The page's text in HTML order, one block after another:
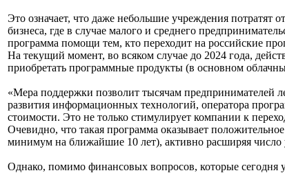
Это означает, что даже небольшие учреждения
бизнеса, где в случае малого и среднего
программа помощи тем, кто переходит на российские
На текущий момент, во всяком случае до 2024 года,
приобретать программные продукты (в основном
«Мера поддержки позволит тысячам предпринимателей
развития информационных технологий, оператора
стоимости. Это не только стимулирует компании к
Очевидно, что такая программа оказывает
минимум на ближайшие 10 лет), активно расширяя число
Однако, помимо финансовых вопросов, которые сегодня